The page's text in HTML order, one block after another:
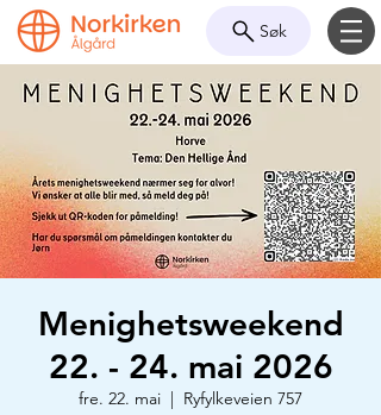
Søk
Menighetsweekend
22. - 24. mai 2026
fre. 22. mai
  |
Ryfylkeveien 757